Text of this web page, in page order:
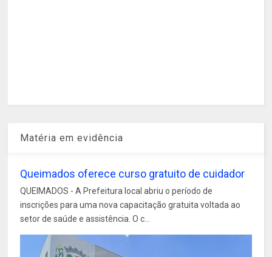
Matéria em evidência
Queimados oferece curso gratuito de cuidador
QUEIMADOS - A Prefeitura local abriu o período de
inscrições para uma nova capacitação gratuita voltada ao
setor de saúde e assistência. O c...